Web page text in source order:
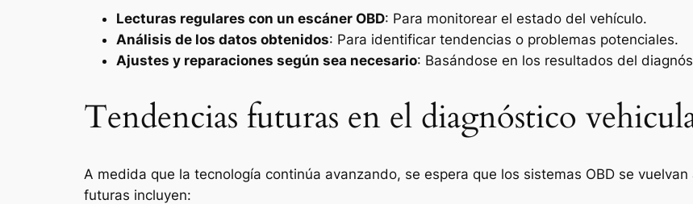
Lecturas regulares con un escáner OBD: Para monitorear el estado del vehículo.
Análisis de los datos obtenidos: Para identificar tendencias o problemas potenciales.
Ajustes y reparaciones según sea necesario: Basándose en los resultados del
Tendencias futuras en el diagnóstico
A medida que la tecnología continúa avanzando, se espera que los sistemas OBD se
futuras incluyen: